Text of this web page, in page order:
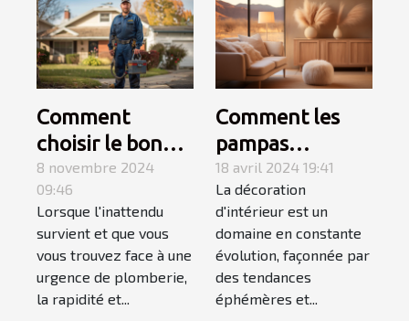
Comment
choisir le bon
service de
dépannage en
plomberie
d'urgence
8 novembre 2024
09:46
Lorsque l'inattendu
survient et que vous
vous trouvez face à une
urgence de plomberie,
la rapidité et...
Comment les
pampas
influencent les
tendances en
décoration
d'intérieur en
2023
18 avril 2024 19:41
La décoration
d'intérieur est un
domaine en constante
évolution, façonnée par
des tendances
éphémères et...